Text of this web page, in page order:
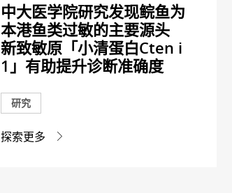
中大医学院研究发现鲩鱼为
本港鱼类过敏的主要源头
新致敏原「小清蛋白Cten i
1」有助提升诊断准确度
研究
探索更多